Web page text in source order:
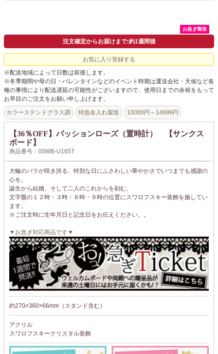
ドメイン指定受信について
お問合せ
お急ぎ製造
注文確定からお届けまで:約1週間後
お気に入り登録する
※配送地域によって日数は前後します。
※冬季期間や母の日・バレンタインなどのイベント時期は運送会社・天候など各
種の事情により配送遅延の可能性がございますので、使用日までの余裕をもって
お早目のご注文をお願い申し上げます。
カラーステンドグラス調 特急名入れ製造 10000円～14999円
【36％OFF】パッションローズ（置時計） 【サンクス
ボード】
商品番号：00WB-U165T
大輪のバラが咲き誇る、特別な日にふさわしい華やかさでいつまでも感謝の
心を。
誕生から結婚、そして二人のこれからを刻む。
文字盤の１２時・３時・６時・９時の位置にスワロフスキー装飾を施してい
ます。
※ご注文時に生年月日と記念日をお伝えください。。
▼お急ぎ対応商品です▼
約270×360×66mm（スタンド含む）
アクリル
スワロフスキークリスタル装飾